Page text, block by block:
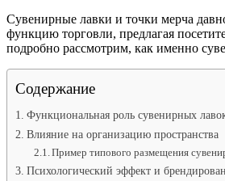
Сувенирные лавки и точки мерча
функцию торговли, предлагая
подробно рассмотрим, как именно
Содержание
Функциональная роль сувенирных
Влияние на организацию пространства
Пример типового размещения
Психологический эффект и